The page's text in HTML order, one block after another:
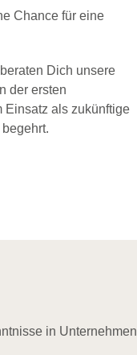
Chance für eine
Dich unsere
der ersten
Einsatz als zukünftige
in Unternehmen